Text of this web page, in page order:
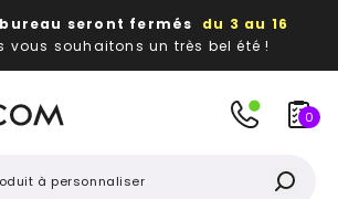
seront fermés du 3 au 16
vous souhaitons un très bel été !
0